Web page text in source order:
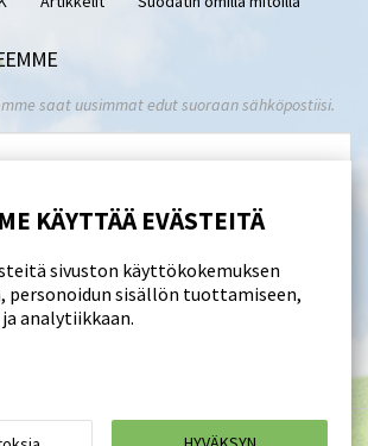
KÄYTTÄÄ EVÄSTEITÄ
sivuston käyttökokemuksen
personoidun sisällön tuottamiseen,
analytiikkaan.
saat uusimmat edut suoraan sähköpostiisi.
Tilaa